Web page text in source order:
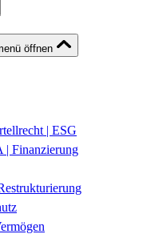
öffnen
| ESG
| Finanzierung